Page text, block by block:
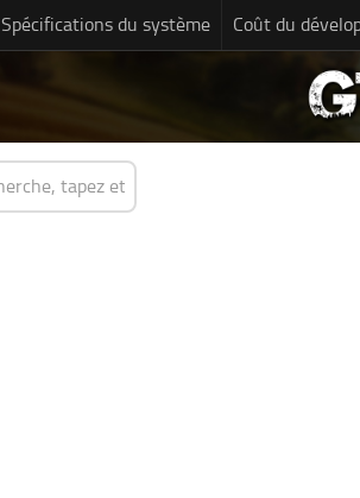
Spécifications du système Coût du